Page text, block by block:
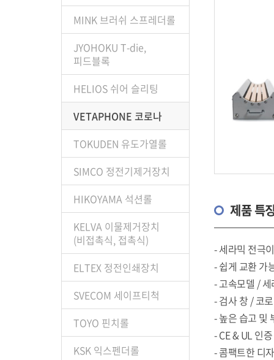
MINK 브러쉬 스프레더롤
JYOHOKU T-die,
피드블록
HELIOS 쉬어 슬리팅
VETAPHONE 코로나
TOKUDEN 유도가열롤
SIMCO 정전기제거장치
HIKOYAMA 석션롤
KELVA 이물제거장치
(비접촉식, 접촉식)
ELTEX 정전인쇄장치
SVECOM 세이프티척
TOYO 핀치롤
KSK 익스펜더롤
제품 특
- 세라믹 전극
- 쉽게 교환 가
- 고속모델 /
- 검사 창 / 코
- 높은 습고 및
- CE & UL 인증
- 콤팩트한 디